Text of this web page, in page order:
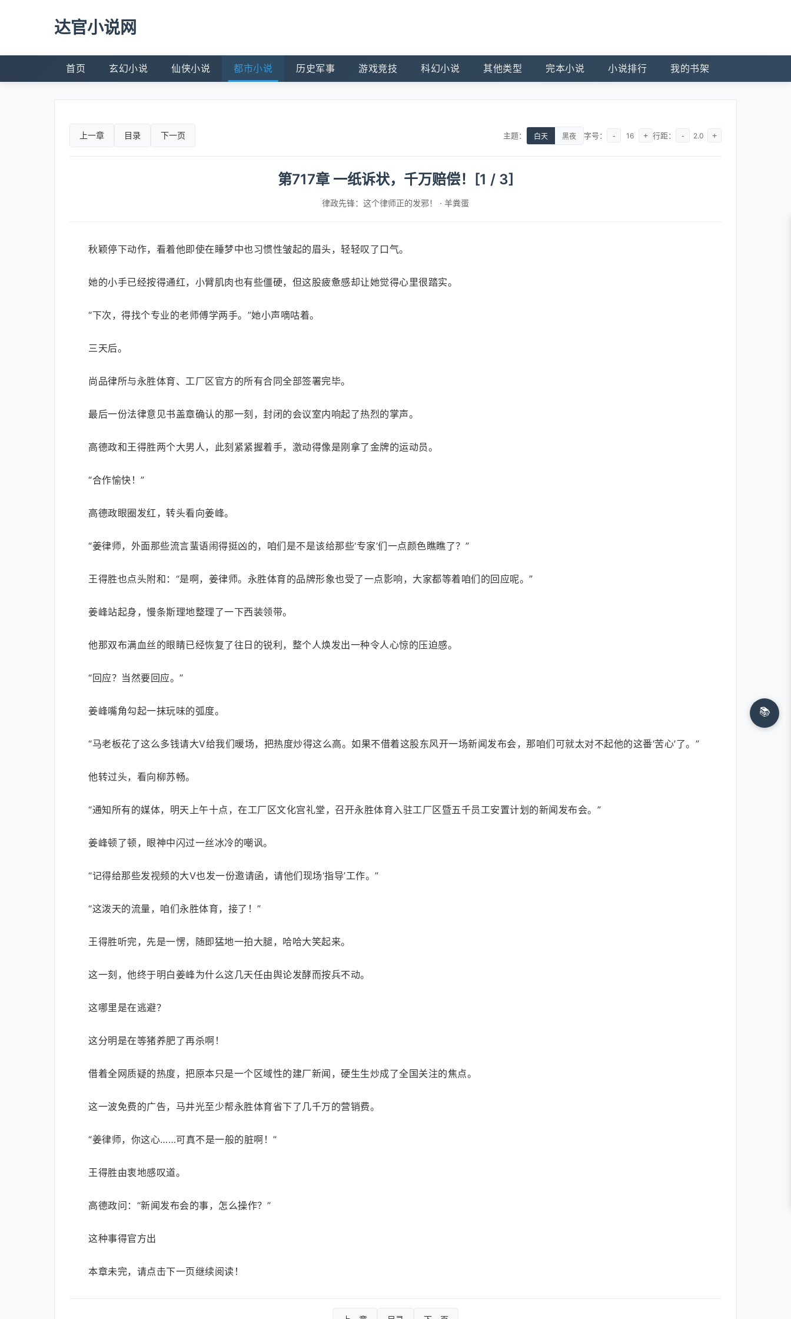
达官小说网
首页 玄幻小说 仙侠小说 都市小说 历史军事 游戏竞技 科幻小说 其他类型 完本小说 小说排行 我的书架
上一章 目录 下一页 主题： 白天 黑夜 字号： - 16 + 行距： - 2.0 +
第717章 一纸诉状，千万赔偿！[1 / 3]
律政先锋：这个律师正的发邪！ · 羊粪蛋
秋颖停下动作，看着他即使在睡梦中也习惯性皱起的眉头，轻轻叹了口气。
她的小手已经按得通红，小臂肌肉也有些僵硬，但这股疲惫感却让她觉得心里很踏实。
“下次，得找个专业的老师傅学两手。”她小声嘀咕着。
三天后。
尚品律所与永胜体育、工厂区官方的所有合同全部签署完毕。
最后一份法律意见书盖章确认的那一刻，封闭的会议室内响起了热烈的掌声。
高德政和王得胜两个大男人，此刻紧紧握着手，激动得像是刚拿了金牌的运动员。
“合作愉快！”
高德政眼圈发红，转头看向姜峰。
“姜律师，外面那些流言蜚语闹得挺凶的，咱们是不是该给那些‘专家’们一点颜色瞧瞧了？”
王得胜也点头附和：“是啊，姜律师。永胜体育的品牌形象也受了一点影响，大家都等着咱们的回应呢。”
姜峰站起身，慢条斯理地整理了一下西装领带。
他那双布满血丝的眼睛已经恢复了往日的锐利，整个人焕发出一种令人心惊的压迫感。
“回应？当然要回应。”
姜峰嘴角勾起一抹玩味的弧度。
“马老板花了这么多钱请大V给我们暖场，把热度炒得这么高。如果不借着这股东风开一场新闻发布会，那咱们可就太对不起他的这番‘苦心’了。”
他转过头，看向柳苏畅。
“通知所有的媒体，明天上午十点，在工厂区文化宫礼堂，召开永胜体育入驻工厂区暨五千员工安置计划的新闻发布会。”
姜峰顿了顿，眼神中闪过一丝冰冷的嘲讽。
“记得给那些发视频的大V也发一份邀请函，请他们现场‘指导’工作。”
“这泼天的流量，咱们永胜体育，接了！”
王得胜听完，先是一愣，随即猛地一拍大腿，哈哈大笑起来。
这一刻，他终于明白姜峰为什么这几天任由舆论发酵而按兵不动。
这哪里是在逃避？
这分明是在等猪养肥了再杀啊！
借着全网质疑的热度，把原本只是一个区域性的建厂新闻，硬生生炒成了全国关注的焦点。
这一波免费的广告，马井光至少帮永胜体育省下了几千万的营销费。
“姜律师，你这心……可真不是一般的脏啊！”
王得胜由衷地感叹道。
高德政问：“新闻发布会的事，怎么操作？”
这种事得官方出
本章未完，请点击下一页继续阅读！
📚